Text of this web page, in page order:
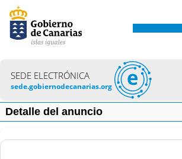
SEDE ELECTRÓNICA
sede.gobiernodecanarias.org
Detalle del anuncio